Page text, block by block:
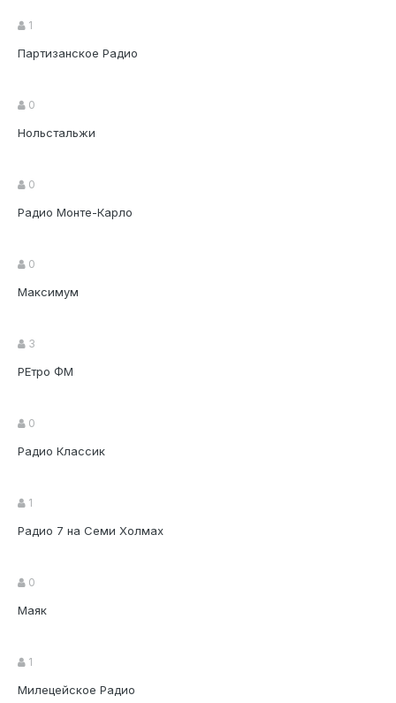
1
Партизанское Радио
0
Нольстальжи
0
Радио Монте-Карло
0
Максимум
3
РЕтро ФМ
0
Радио Классик
1
Радио 7 на Семи Холмах
0
Маяк
1
Милецейское Радио